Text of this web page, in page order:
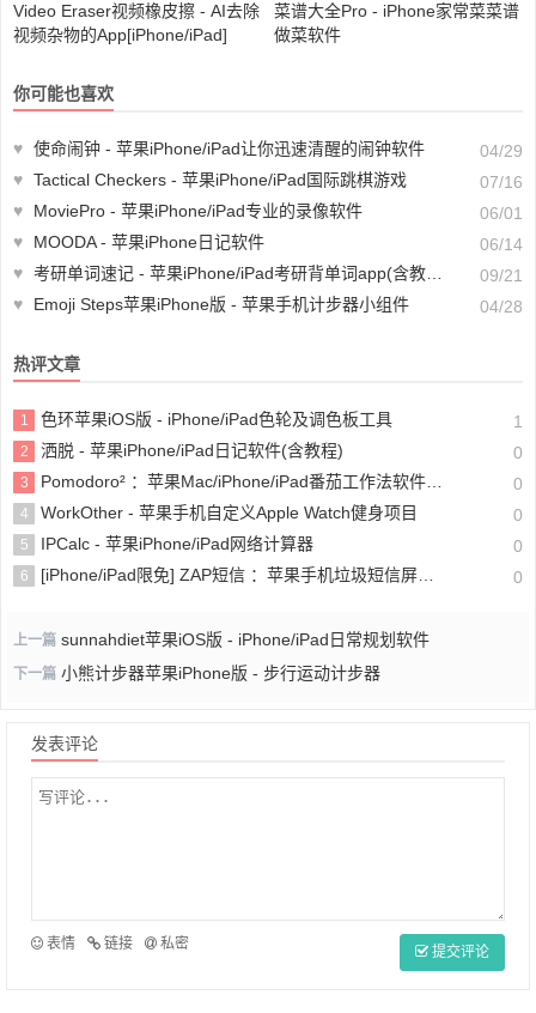
Video Eraser视频橡皮擦 - AI去除
视频杂物的App[iPhone/iPad]
菜谱大全Pro - iPhone家常菜菜谱
做菜软件
你可能也喜欢
♥ 使命闹钟 - 苹果iPhone/iPad让你迅速清醒的闹钟软件
04/29
♥ Tactical Checkers - 苹果iPhone/iPad国际跳棋游戏
07/16
♥
MoviePro - 苹果iPhone/iPad专业的录像软件
06/01
♥
MOODA - 苹果iPhone日记软件
06/14
♥ 考研单词速记 - 苹果iPhone/iPad考研背单词app(含教程)
09/21
♥
Emoji Steps苹果iPhone版 - 苹果手机计步器小组件 04/28
热评文章
1 色环苹果iOS版 - iPhone/iPad色轮及调色板工具 1
2 洒脱 - 苹果iPhone/iPad日记软件(含教程) 0
3 Pomodoro² ：苹果Mac/iPhone/iPad番茄工作法软件(含教程) 0
4 WorkOther - 苹果手机自定义Apple Watch健身项目 0
5 IPCalc - 苹果iPhone/iPad网络计算器 0
6 [iPhone/iPad限免] ZAP短信 ：苹果手机垃圾短信屏蔽软件 0
上一篇 sunnahdiet苹果iOS版 - iPhone/iPad日常规划软件
下一篇 小熊计步器苹果iPhone版 - 步行运动计步器
发表评论
表情 链接 私密 提交评论